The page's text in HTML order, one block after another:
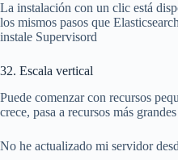
La instalación con un clic está
los mismos pasos que
instale Supervisord
32. Escala vertical
Puede comenzar con recursos
crece, pasa a recursos más
No he actualizado mi servidor